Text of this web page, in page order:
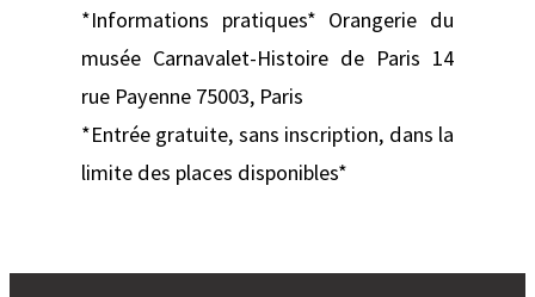
*Informations pratiques* Orangerie du
musée Carnavalet-Histoire de Paris 14
rue Payenne 75003, Paris
*Entrée gratuite, sans inscription, dans la
limite des places disponibles*